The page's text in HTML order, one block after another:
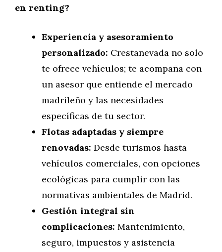
en renting?
Experiencia y asesoramiento
personalizado: Crestanevada no solo
te ofrece vehículos; te acompaña con
un asesor que entiende el mercado
madrileño y las necesidades
específicas de tu sector.
Flotas adaptadas y siempre
renovadas: Desde turismos hasta
vehículos comerciales, con opciones
ecológicas para cumplir con las
normativas ambientales de Madrid.
Gestión integral sin
complicaciones: Mantenimiento,
seguro, impuestos y asistencia